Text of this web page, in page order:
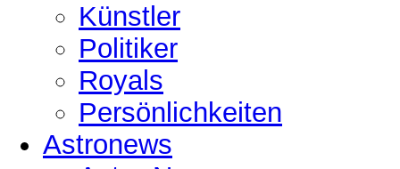
Künstler
Politiker
Royals
Persönlichkeiten
Astronews